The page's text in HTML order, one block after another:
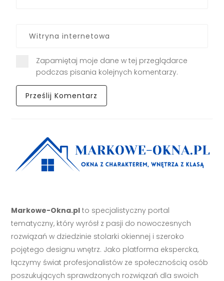
Zapamiętaj moje dane w tej przeglądarce
podczas pisania kolejnych komentarzy.
Markowe-Okna.pl to specjalistyczny portal
tematyczny, który wyrósł z pasji do nowoczesnych
rozwiązań w dziedzinie stolarki okiennej i szeroko
pojętego designu wnętrz. Jako platforma ekspercka,
łączymy świat profesjonalistów ze społecznością osób
poszukujących sprawdzonych rozwiązań dla swoich